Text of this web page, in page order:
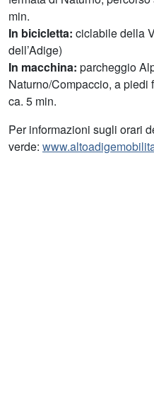
min.
In bicicletta: ciclabile della
dell’Adige)
In macchina: parcheggio
Naturno/Compaccio, a
ca. 5 min.
Per informazioni sugli orari
verde: